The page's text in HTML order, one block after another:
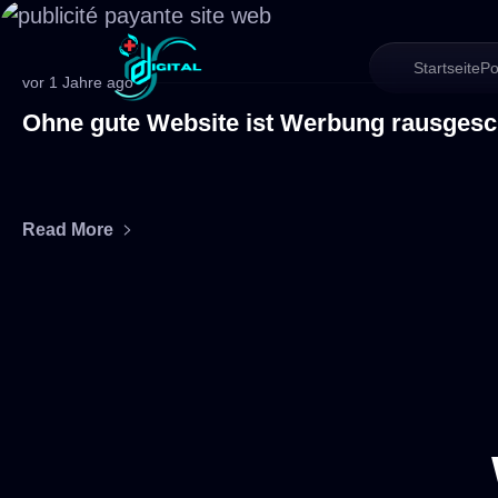
Startseite
vor 1 Jahre ago
Ohne gute Website ist Werbung
Read More